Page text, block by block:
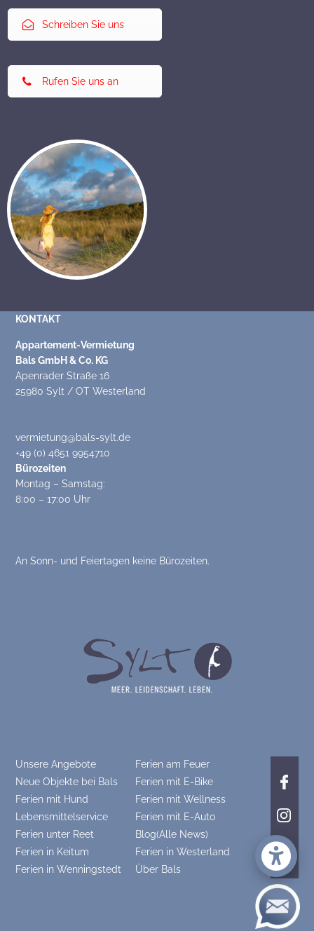
Schreiben Sie uns
Rufen Sie uns an
KONTAKT
Appartement-Vermietung
Bals GmbH & Co. KG
Apenrader Straße 16
25980 Sylt / OT Westerland
vermietung@bals-sylt.de
+49 (0) 4651 9954710
Bürozeiten
Montag – Samstag:
8:00 – 17:00 Uhr
An Sonn- und Feiertagen keine Bürozeiten.
Unsere Angebote
Ferien am Feuer
Neue Objekte bei Bals
Ferien mit E-Bike
Ferien mit Hund
Ferien mit Wellness
Lebensmittelservice
Ferien mit E-Auto
Ferien unter Reet
Blog(Alle News)
Ferien in Keitum
Ferien in Westerland
Ferien in Wenningstedt
Über Bals